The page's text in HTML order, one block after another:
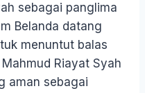
sebagai panglima
Belanda datang
menuntut balas
Riayat Syah
aman sebagai